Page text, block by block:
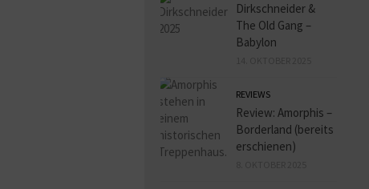
Dirkschneider &
The Old Gang –
Babylon
REVIEWS
Review: Amorphis –
Borderland (bereits
erschienen)